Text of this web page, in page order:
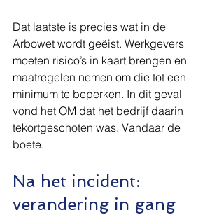
Dat laatste is precies wat in de
Arbowet wordt geëist. Werkgevers
moeten risico’s in kaart brengen en
maatregelen nemen om die tot een
minimum te beperken. In dit geval
vond het OM dat het bedrijf daarin
tekortgeschoten was. Vandaar de
boete.
Na het incident:
verandering in gang